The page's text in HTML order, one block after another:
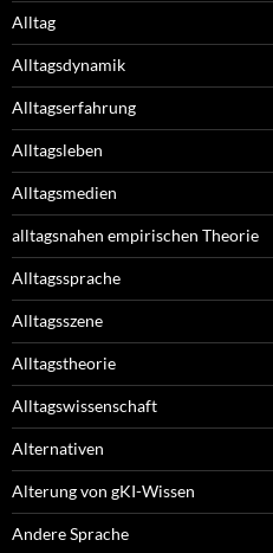
Alltag
Alltagsdynamik
Alltagserfahrung
Alltagsleben
Alltagsmedien
alltagsnahen empirischen Theorie
Alltagssprache
Alltagsszene
Alltagstheorie
Alltagswissenschaft
Alternativen
Alterung von gKI-Wissen
Andere Sprache